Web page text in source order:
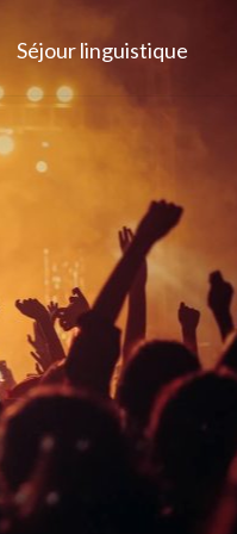
Séjour linguistique